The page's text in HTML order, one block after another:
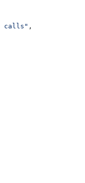
calls" ,